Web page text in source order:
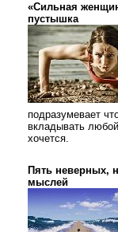
«Сильная
пустышка
подразумевает
вкладывать
хочется.
Пять неверных,
мыслей